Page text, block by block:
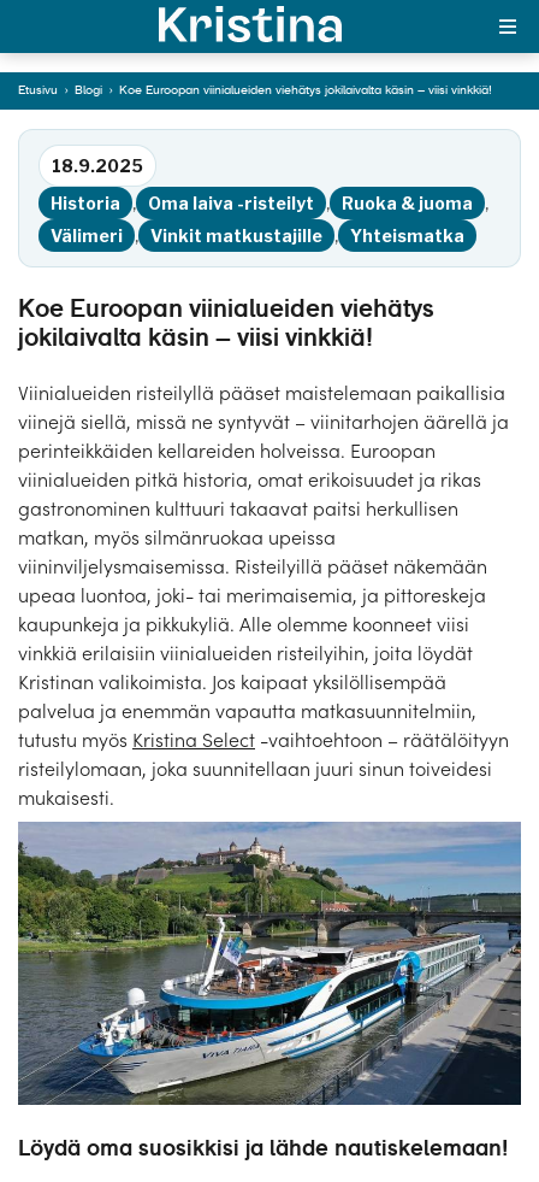
MAJAKKA-portaali
Äkkilähdöt
OTA YHTEYTTÄ
Kohteet
Matkatyypit
Matkakalenteri
Laivat
Hyvä tietää
Meistä
jokilaivalta käsin – viisi
vinkkiä!
Siirry tekstiin
Etusivu › Blogi › Koe Euroopan viinialueiden viehätys jokilaivalta käsin – viisi vinkkiä!
18.9.2025
Historia
, Oma laiva -risteilyt , Ruoka & juoma
,
Välimeri
, Vinkit matkustajille , Yhteismatka
Koe Euroopan viinialueiden viehätys
jokilaivalta käsin – viisi vinkkiä!
Viinialueiden risteilyllä pääset maistelemaan paikallisia
viinejä siellä, missä ne syntyvät – viinitarhojen äärellä ja
perinteikkäiden kellareiden holveissa. Euroopan
viinialueiden pitkä historia, omat erikoisuudet ja rikas
gastronominen kulttuuri takaavat paitsi herkullisen
matkan, myös silmänruokaa upeissa
viininviljelysmaisemissa. Risteilyillä pääset näkemään
upeaa luontoa, joki- tai merimaisemia, ja pittoreskeja
kaupunkeja ja pikkukyliä. Alle olemme koonneet viisi
vinkkiä erilaisiin viinialueiden risteilyihin, joita löydät
Kristinan valikoimista. Jos kaipaat yksilöllisempää
palvelua ja enemmän vapautta matkasuunnitelmiin,
tutustu myös Kristina Select -vaihtoehtoon – räätälöityyn
risteilylomaan, joka suunnitellaan juuri sinun toiveidesi
mukaisesti.
Löydä oma suosikkisi ja lähde nautiskelemaan!